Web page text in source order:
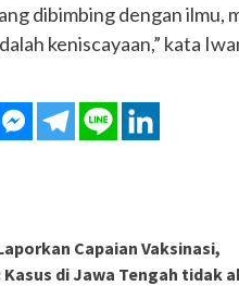
dibimbing dengan ilmu,
keniscayaan,” kata
Capaian Vaksinasi,
di Jawa Tengah tidak